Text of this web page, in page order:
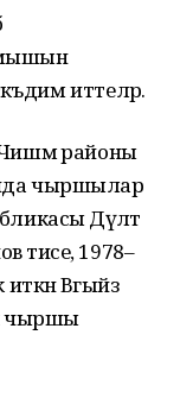
иттеләр.
районы
чыршылар
Дәүләт
1978–
Вәгыйз
чыршы